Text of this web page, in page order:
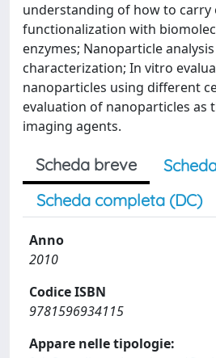
understanding of how to carry
functionalization with
enzymes; Nanoparticle
characterization; In vitro
nanoparticles using different
evaluation of nanoparticles as
imaging agents.
Scheda breve
Scheda completa (DC)
Anno
2010
Codice ISBN
9781596934115
Appare nelle tipologie: